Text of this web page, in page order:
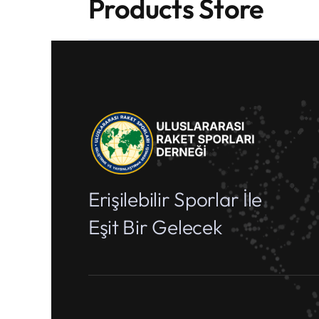
Products Store
Erişilebilir Sporlar İle
Eşit Bir Gelecek